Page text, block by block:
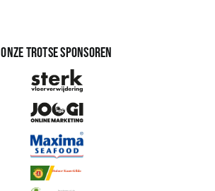
Onze trotse sponsoren